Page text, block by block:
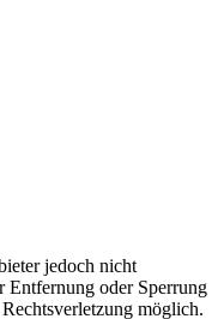
jedoch nicht
Entfernung oder Sperrung
möglich.